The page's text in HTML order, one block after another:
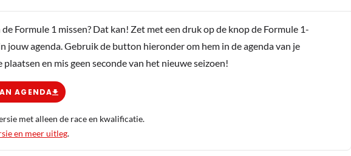
Formule 1 missen? Dat kan! Zet met een druk op de knop de Formule 1-
jouw agenda. Gebruik de button hieronder om hem in de agenda van je
en mis geen seconde van het nieuwe seizoen!
AGENDA
met alleen de race en kwalificatie.
en meer uitleg.